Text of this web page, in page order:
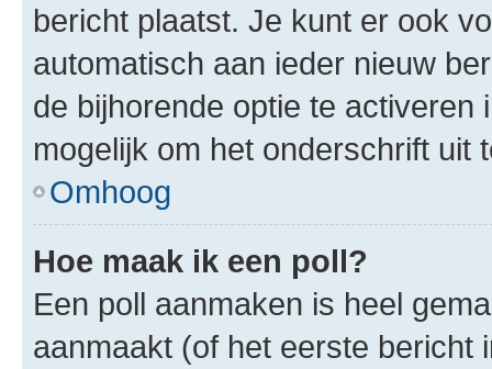
bericht plaatst. Je kunt er ook
automatisch aan ieder nieuw
de bijhorende optie te
mogelijk om het onderschrift uit
Omhoog
Hoe maak ik een poll?
Een poll aanmaken is heel
aanmaakt (of het eerste bericht